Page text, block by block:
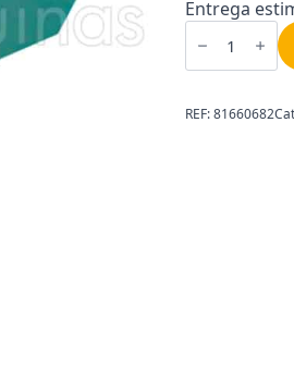
Entrega
Quantidade
de
Frigorífico
81660682
REF:81660682